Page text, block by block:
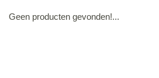
Geen producten gevonden!...